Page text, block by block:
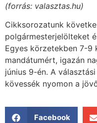
(forrás: valasztas.hu)
Cikksorozatunk
polgármesterjelölteket
Egyes körzetekben 7-9
mandátumért, igazán
június 9-én. A
kövessék nyomon a
Facebook